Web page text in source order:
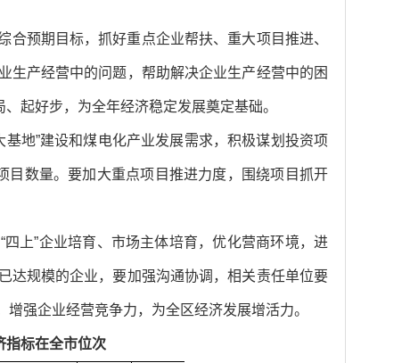
合预期目标，抓好重点企业帮扶、重大项目推进、
生产经营中的问题，帮助解决企业生产经营中的困
起好步，为全年经济稳定发展奠定基础。
地”建设和煤电化产业发展需求，积极谋划投资项
目数量。要加大重点项目推进力度，围绕项目抓开
上”企业培育、市场主体培育，优化营商环境，进
达规模的企业，要加强沟通协调，相关责任单位要
强企业经营竞争力，为全区经济发展增活力。
指标在全市位次